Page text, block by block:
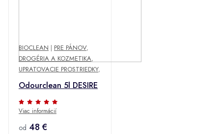
BIOCLEAN | PRE PÁNOV,
DROGÉRIA A KOZMETIKA,
UPRATOVACIE PROSTRIEDKY,
Odourclean 5l DESIRE
Viac informácií
od 48 €